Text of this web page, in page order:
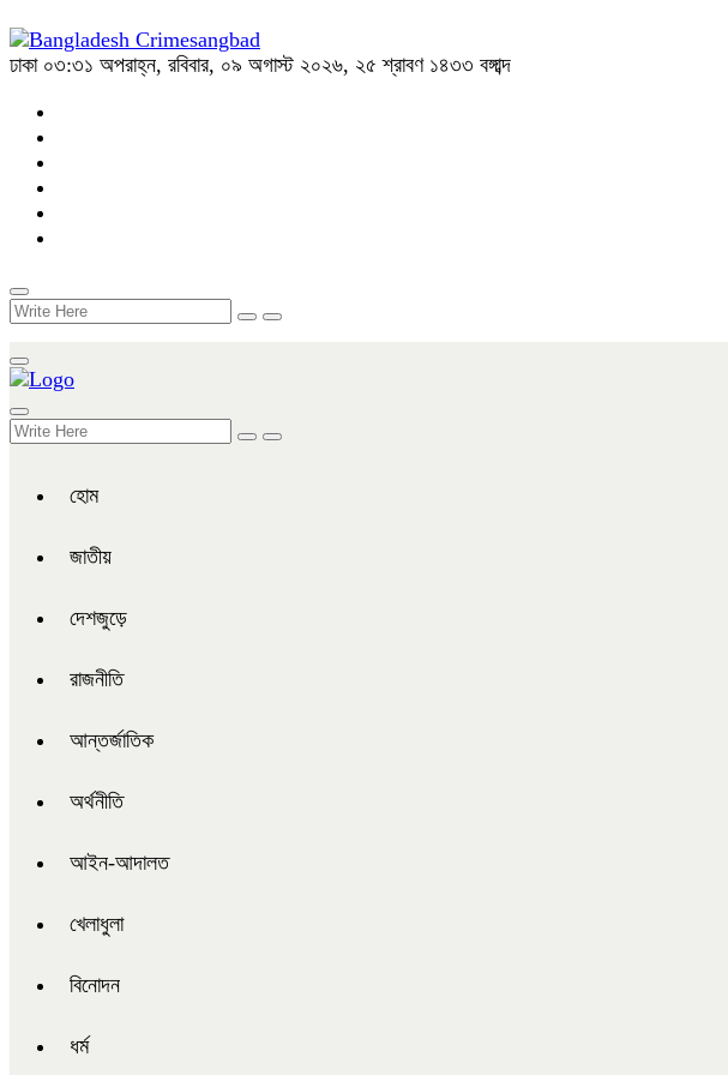
ঢাকা ০৩:৩১ অপরাহ্ন, রবিবার, ০৯ অগাস্ট ২০২৬, ২৫ শ্রাবণ ১৪৩৩ বঙ্গাব্দ
হোম
জাতীয়
দেশজুড়ে
রাজনীতি
আন্তর্জাতিক
অর্থনীতি
আইন-আদালত
খেলাধুলা
বিনোদন
ধর্ম